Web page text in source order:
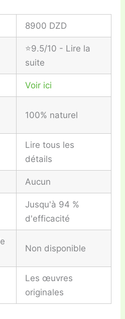
8900 DZD
⭐9.5/10 - Lire la
suite
Voir ici
100% naturel
Lire tous les
détails
Aucun
Jusqu'à 94 %
d'efficacité
Non disponible
Les œuvres
originales